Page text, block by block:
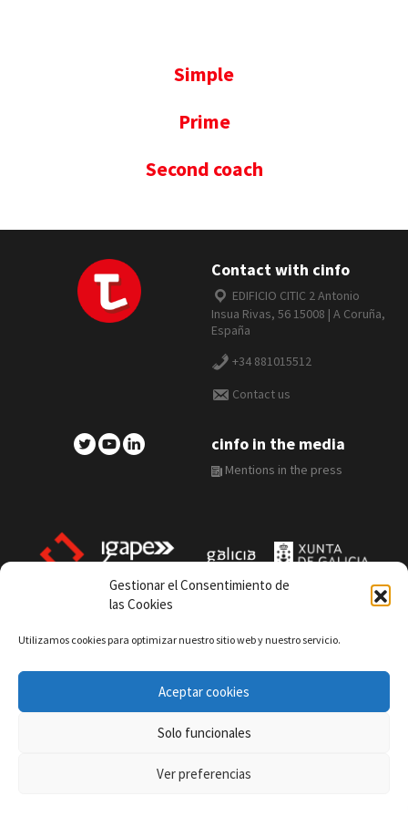
Gestionar el Consentimiento de
las Cookies
Utilizamos cookies para optimizar nuestro sitio web y nuestro servicio.
Aceptar cookies
Solo funcionales
Ver preferencias
Simple
Prime
Second coach
Contact with cinfo
EDIFICIO CITIC 2 Antonio
Insua Rivas, 56 15008 | A Coruña,
España
+34 881015512
Contact us
cinfo in the media
Mentions in the press
Europeo de Desenvolvemento Rexional do programa operativo
Terms of use